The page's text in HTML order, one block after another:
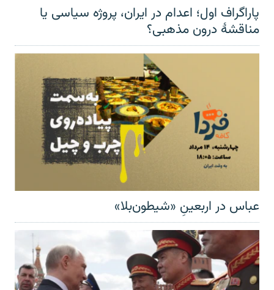
پاراگراف اول؛ اعدام در ایران، پروژه سیاسی یا
مناقشهٔ درون مذهبی؟
عباس در اربعینِ «شیطون‌بلا»